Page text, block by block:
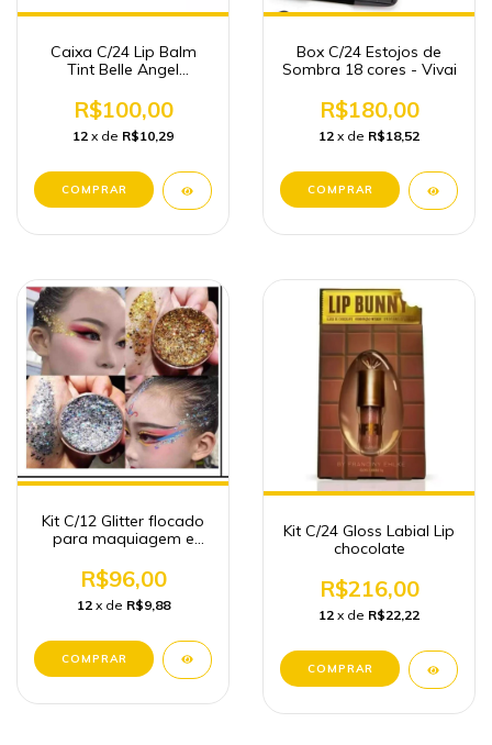
Caixa C/24 Lip Balm
Tint Belle Angel
R$100,00
12 x de R$10,29
Box C/24 Estojos de
Sombra 18 cores - Vivai
R$180,00
12 x de R$18,52
Kit C/12 Glitter flocado
para maquiagem e
R$96,00
12 x de R$9,88
Kit C/24 Gloss Labial Lip
chocolate
R$216,00
12 x de R$22,22